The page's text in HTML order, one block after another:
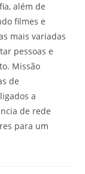
além de
filmes e
mais variadas
pessoas e
Missão
de
a
de rede
para um